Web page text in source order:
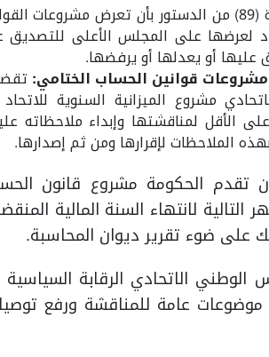
تقضي المادة (89) من الدستور بأن تعرض
لعرضها على المجلس الأعلى
عليها أو يعدلها أو يرفضها.
قوانين الحساب الختامي:
مشروع الميزانية السنوية للاتحاد
الأقل لمناقشتها وإبداء ملاحظاته
الملاحظات لإقرارها ومن ثم إصدارها.
من الدستور بأن تقدم الحكومة مشروع
لانتهاء السنة المالية
على ضوء تقرير ديوان المحاسبة.
الوطني الاتحادي الرقابة
موضوعات عامة للمناقشة ورفع